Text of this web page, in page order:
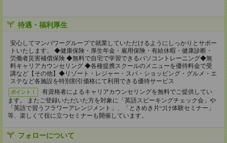
待遇・福利厚生
安⼼してマンパワーグループで就業していただけるようにしっかりとサポー
トいたします。 ◆健康保険・厚⽣年⾦・雇⽤保険・有給休暇・健康診断・
労働者災害補償保険 ◆無料で⾃宅で学習できるパソコントレーニング◆無
料キャリアカウンセリング ◆各種提携スクールのメニューを優待料⾦で受
講など【その他】◆リゾート・レジャー・スパ・ショッピング・グルメ・エ
ステなど各施設を特別割引価格にて利⽤できる優待サービス
ポイント！
有資格者によるキャリアカウンセリングを無料でご提供してい
ます。 またご登録いただいた⽅を対象に「英語スピーキングチェック会」や
「英語で習うフラワーアレンジメント」、「ときめき⽚づけ体験セミナー」
等、楽しくて役に⽴つセミナーも開催しています。
フォローについて